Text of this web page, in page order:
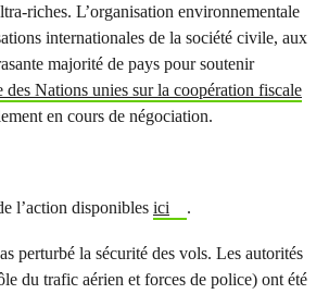
riches. L’organisation environnementale
internationales de la société civile, aux
majorité de pays pour soutenir
des Nations unies sur la coopération fiscale
en cours de négociation.
l’action disponibles ici .
perturbé la sécurité des vols. Les autorités
du trafic aérien et forces de police) ont été